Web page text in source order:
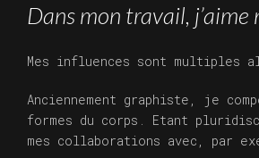
Dans mon travail,
Mes influences sont
Anciennement graphiste, je
formes du corps. Etant
mes collaborations avec, par